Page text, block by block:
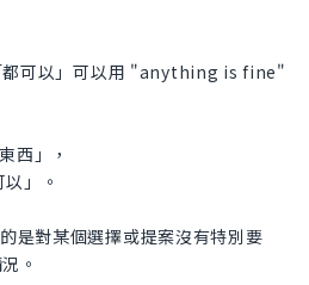
都可以」可以用 "anything is fine"
西」，
」。
是對某個選擇或提案沒有特別要
。